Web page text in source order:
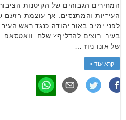
המחירים הגבוהים של הקיטנות
העיריות והמתנסים. אך עוצמת
לפני ימים באור יהודה כנגד ראש
בעיר. רוצים להדליף? שלחו
של אונו ניוז …
קרא עוד »